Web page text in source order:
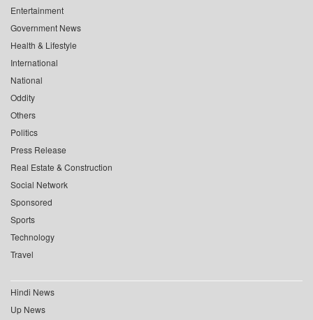
Entertainment
Government News
Health & Lifestyle
International
National
Oddity
Others
Politics
Press Release
Real Estate & Construction
Social Network
Sponsored
Sports
Technology
Travel
Hindi News
Up News